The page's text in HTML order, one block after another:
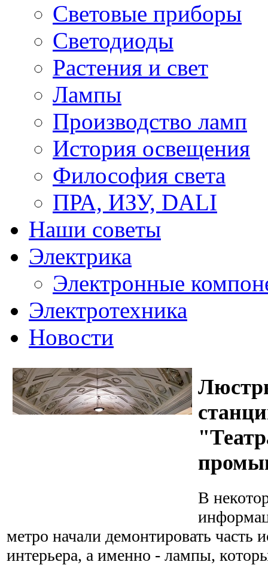
Световые приборы
Светодиоды
Растения и свет
Лампы
Производство ламп
История освещения
Философия света
ПРА, ИЗУ, DALI
Наши советы
Электрика
Электронные
Электротехника
Новости
В
метро начали демонтировать часть
интерьера, а именно - лампы,